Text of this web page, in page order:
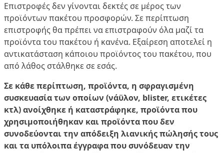
Επιστροφές δεν γίνονται δεκτές σε μέρος των
προϊόντων πακέτου προσφορών. Σε περίπτωση
επιστροφής θα πρέπει να επιστραφούν όλα μαζί τα
προϊόντα του πακέτου ή κανένα. Εξαίρεση αποτελεί η
αντικατάσταση κάποιου προϊόντος του πακέτου, που
από λάθος στάλθηκε σε εσάς.
Σε κάθε περίπτωση, προϊόντα, η σφραγισμένη
συσκευασία των οποίων (νάϋλον, blister, ετικέτες
κτλ)ανοίχθηκε ή καταστράφηκε, προϊόντα που
χρησιμοποιήθηκαν και προϊόντα που δεν
συνοδεύονταιτην απόδειξη λιανικής πώλησής τους
και τα υπόλοιπα έγγραφα που συνόδευαν την